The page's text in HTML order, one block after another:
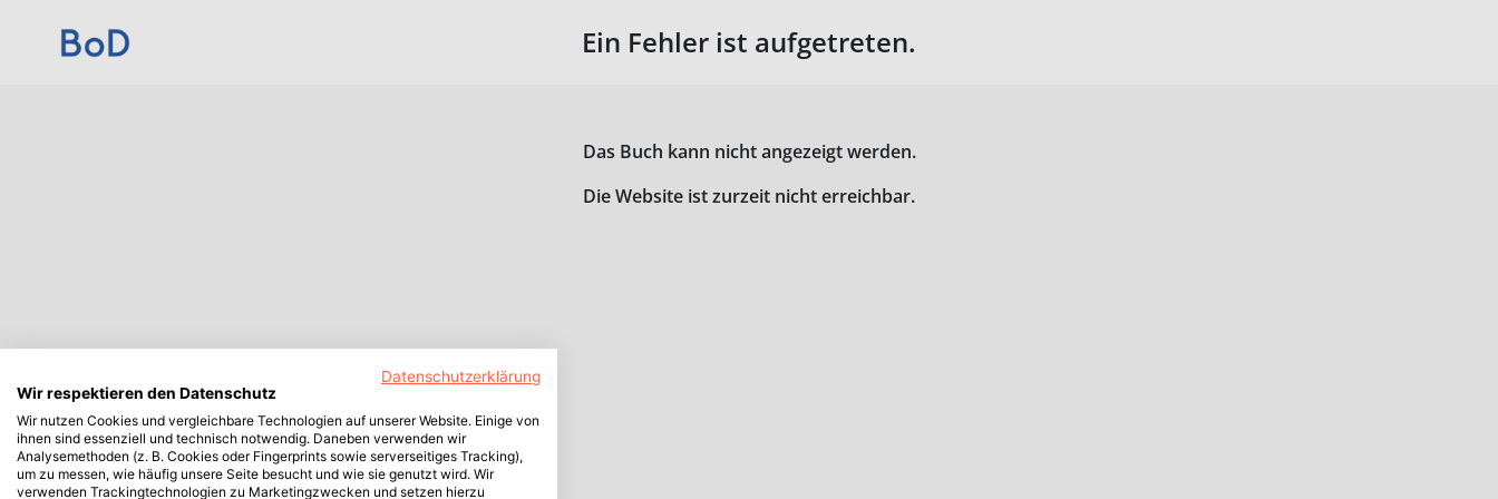
Ein Fehler ist aufgetreten.
Das Buch kann nicht angezeigt werden.
Die Website ist zurzeit nicht erreichbar.
Datenschutzerklärung
Wir respektieren den Datenschutz
Wir nutzen Cookies und vergleichbare Technologien auf unserer Website. Einige von
ihnen sind essenziell und technisch notwendig. Daneben verwenden wir
Analysemethoden (z. B. Cookies oder Fingerprints sowie serverseitiges Tracking),
um zu messen, wie häufig unsere Seite besucht und wie sie genutzt wird. Wir
verwenden Trackingtechnologien zu Marketingzwecken und setzen hierzu